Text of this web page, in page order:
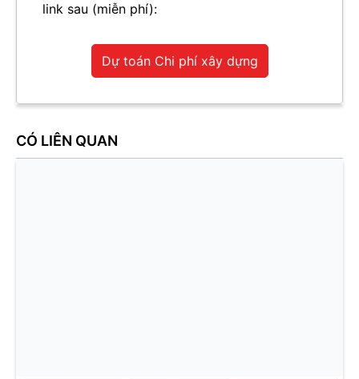
link sau (miễn phí):
Dự toán Chi phí xây dựng
CÓ LIÊN QUAN